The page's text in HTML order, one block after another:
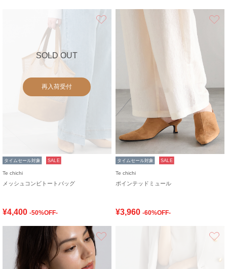
SOLD OUT
再入荷受付
タイムセール対象 SALE
Te chichi
メッシュコンビトートバッグ
¥4,400 -50%OFF-
タイムセール対象 SALE
Te chichi
ポインテッドミュール
¥3,960 -60%OFF-